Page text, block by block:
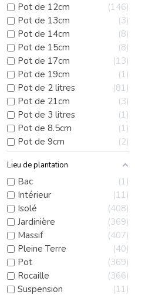
Pot de 12cm
146
Pot de 13cm
3
Pot de 14cm
8
Pot de 15cm
8
Pot de 17cm
13
Pot de 19cm
1
Pot de 2 litres
81
Pot de 21cm
3
Pot de 3 litres
1
Pot de 8.5cm
1
Pot de 9cm
2
Lieu de plantation
Bac
1
Intérieur
11
Isolé
408
Jardinière
369
Massif
407
Pleine Terre
40
Pot
369
Rocaille
366
Suspension
11